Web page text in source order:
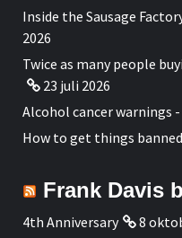
Inside the Sausage
2026
Twice as many people
23 juli 2026
Alcohol cancer warnings -
How to get things banned
Frank Davis
4th Anniversary
8